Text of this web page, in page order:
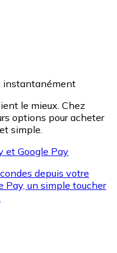
instantanément
le mieux. Chez
options pour acheter
simple.
et Google Pay
depuis votre
Pay, un simple toucher